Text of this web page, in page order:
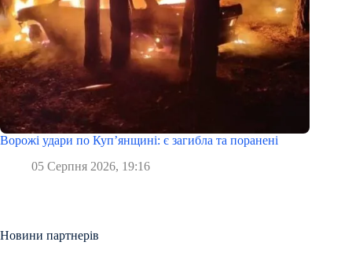
Ворожі удари по Куп’янщині: є загибла та поранені
05 Серпня 2026, 19:16
Новини партнерів